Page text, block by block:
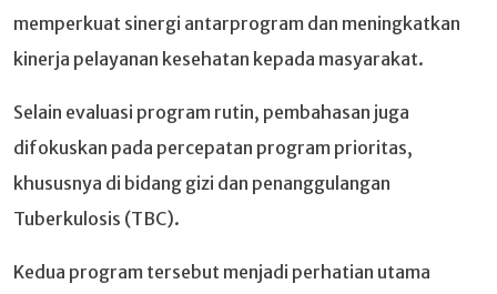
memperkuat sinergi antarprogram dan meningkatkan
kinerja pelayanan kesehatan kepada masyarakat.
Selain evaluasi program rutin, pembahasan juga
difokuskan pada percepatan program prioritas,
khususnya di bidang gizi dan penanggulangan
Tuberkulosis (TBC).
Kedua program tersebut menjadi perhatian utama